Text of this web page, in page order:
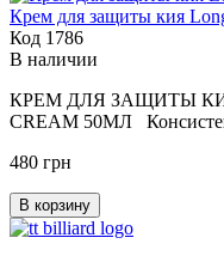
Крем для защиты кия
Код 1786
В наличии
КРЕМ ДЛЯ ЗАЩИТЫ КИЯ
CREAM 50МЛ
480 грн
В корзину